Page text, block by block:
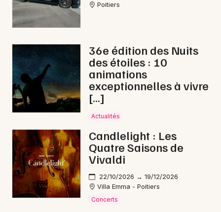
Poitiers
36e édition des Nuits
des étoiles : 10
animations
exceptionnelles à vivre
[…]
Actualités
Candlelight : Les
Quatre Saisons de
Vivaldi
22/10/2026 → 19/12/2026
Villa Emma - Poitiers
Concerts